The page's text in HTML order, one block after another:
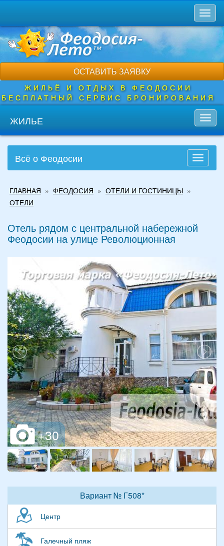
основному
содержанию
ОСТАВИТЬ ЗАЯВКУ
ЖИЛЬЁ И ОТДЫХ В ФЕОДОСИИ
БЕСПЛАТНЫЙ СЕРВИС БРОНИРОВАНИЯ
ЖИЛЬЕ
Toggle
Всё о Феодосии
здесь
ГЛАВНАЯ » ФЕОДОСИЯ » ОТЕЛИ И ГОСТИНИЦЫ »
ОТЕЛИ
Отель рядом с центральной набережной
Феодосии на улице Революционная
Вариант № Г508*
Центр
Галечный пляж